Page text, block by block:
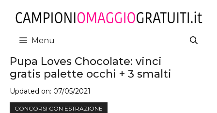
contenuto
Menu
Pupa Loves Chocolate: vinci
gratis palette occhi + 3 smalti
Updated on: 07/05/2021
CONCORSI CON ESTRAZIONE